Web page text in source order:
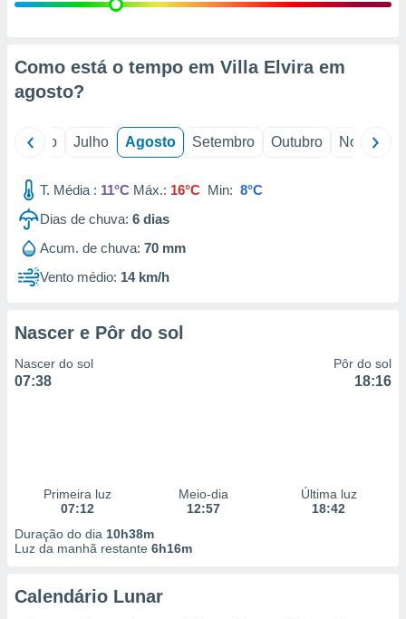
estudos
1199
Como está o tempo em Villa Elvira em
agosto?
Junho Julho Agosto Setembro Outubro Novembro
T. Média : 11°C Máx.: 16°C Min: 8°C
Dias de chuva: 6 dias
Acum. de chuva: 70 mm
Vento médio: 14 km/h
Nascer e Pôr do sol
Nascer do sol
07:38
Pôr do sol
18:16
Primeira luz
07:12
Meio-dia
12:57
Última luz
18:42
Duração do dia 10h38m
Luz da manhã restante 6h16m
Calendário Lunar